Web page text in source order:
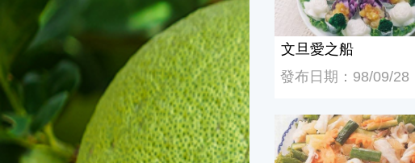
文旦愛之船
發布日期：98/09/28
柚見花開